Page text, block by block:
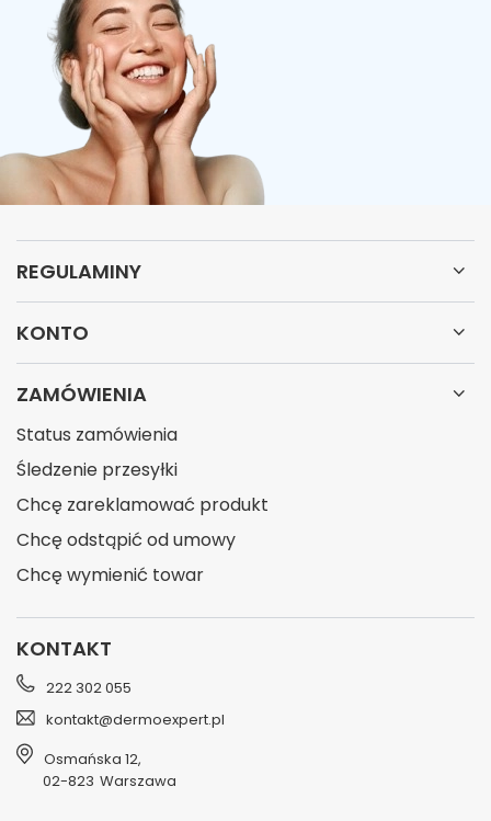
REGULAMINY
KONTO
ZAMÓWIENIA
Status zamówienia
Śledzenie przesyłki
Chcę zareklamować produkt
Chcę odstąpić od umowy
Chcę wymienić towar
KONTAKT
222 302 055
kontakt@dermoexpert.pl
Osmańska 12,
02-823 Warszawa